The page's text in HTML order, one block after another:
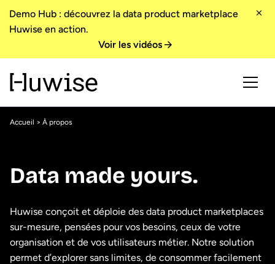
Demo Hub : découvrez la data product marketplace
Huwise en action.
Voir les vidéos
Accueil > À propos
Data made yours.
Huwise conçoit et déploie des data product marketplaces
sur-mesure, pensées pour vos besoins, ceux de votre
organisation et de vos utilisateurs métier. Notre solution
permet d’explorer sans limites, de consommer facilement